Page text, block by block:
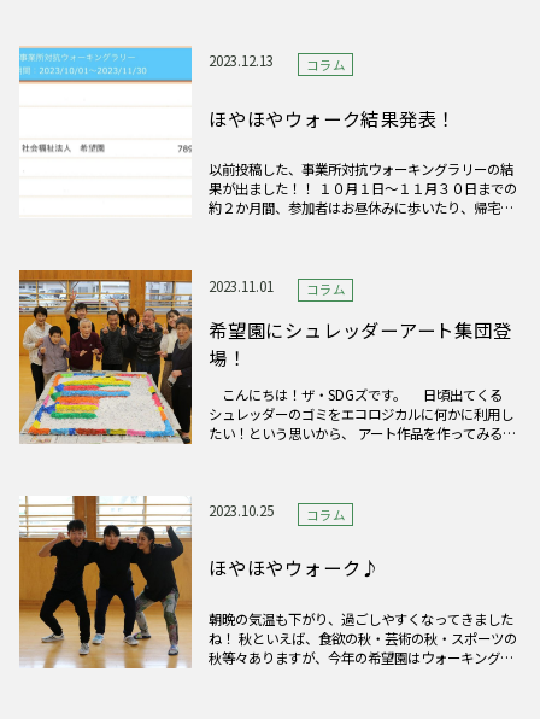
2023.12.13
コラム
ほやほやウォーク結果発表！
以前投稿した、事業所対抗ウォーキングラリーの結
果が出ました！！ １０月１日～１１月３０日までの
約２か月間、参加者はお昼休みに歩いたり、帰宅し
約1,525,0
2023.11.01 コラム
希望園にシュレッダーアート集団登
場！
こんにちは！ザ・SDGズです。 日頃出てくる
シュレッダーのゴミをエコロジカルに何かに利用し
たい！という思いから、 アート作品を作ってみるこ
とても楽しそうに作
2023.10.25 コラム
ほやほやウォーク♪
朝晩の気温も下がり、過ごしやすくなってきました
ね！ 秋といえば、食欲の秋・芸術の秋・スポーツの
秋等々ありますが、今年の希望園はウォーキングの